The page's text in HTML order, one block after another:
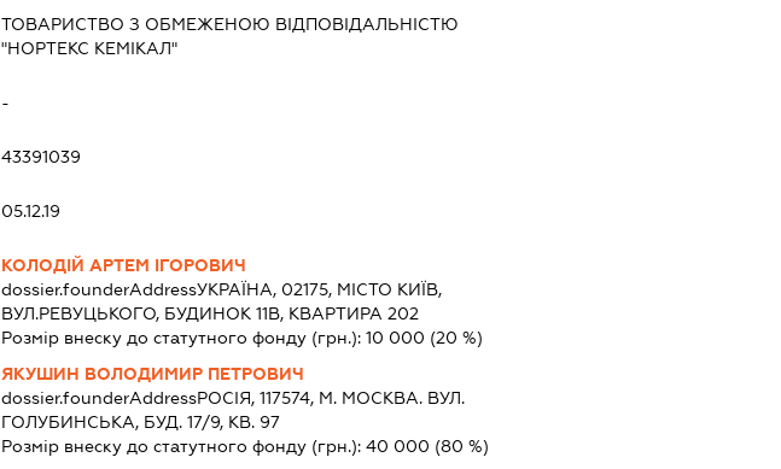
ТОВАРИСТВО З ОБМЕЖЕНОЮ ВІДПОВІДАЛЬНІСТЮ
"НОРТЕКС КЕМІКАЛ"
-
43391039
05.12.19
КОЛОДІЙ АРТЕМ ІГОРОВИЧ
dossier.founderAddressУКРАЇНА, 02175, МІСТО КИЇВ,
ВУЛ.РЕВУЦЬКОГО, БУДИНОК 11В, КВАРТИРА 202
Розмір внеску до статутного фонду (грн.): 10 000 (20 %)
ЯКУШИН ВОЛОДИМИР ПЕТРОВИЧ
dossier.founderAddressРОСІЯ, 117574, М. МОСКВА. ВУЛ.
ГОЛУБИНСЬКА, БУД. 17/9, КВ. 97
Розмір внеску до статутного фонду (грн.): 40 000 (80 %)